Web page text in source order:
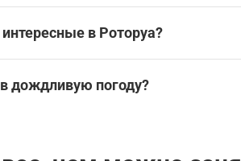
в Роторуа
детей в Роторуа
в Роторуа?
Входной билет
дождливую погоду?